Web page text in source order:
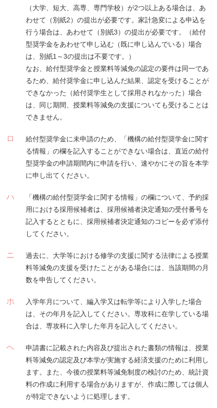
（大学、短大、高専、専門学校）が2つ以上ある場合は、あ
わせて（別紙2）の提出が必要です。家計急変による申込を
行う場合は、あわせて（別紙3）の提出が必要です。（給付
型奨学金をあわせて申し込む（既に申し込んでいる）場合
は、別紙1～3の提出は不要です。）
なお、給付型奨学金と授業料等減免の認定の要件は同一であ
るため、給付奨学金に申し込んだ結果、認定を受けることが
できなかった（給付奨学生として採用されなかった）場合
は、同じ期間、授業料等減免の支援についても受けることは
できません。
ロ
給付型奨学金に未申請のため、「機構の給付型奨学金に関す
る情報」の欄を記入することができない場合は、直近の給付
型奨学金の申請期間内に申請を行い、速やかにその旨を本学
に申し出てください。
ハ
「機構の給付型奨学金に関する情報」の欄について、予約採
用における採用候補者は、採用候補者決定通知の受付番号を
記入するとともに、採用候補者決定通知のコピーを必ず添付
してください。
ニ
過去に、大学等における修学の支援に関する法律による授業
料等減免の支援を受けたことがある場合には、当該期間の月
数を申告してください。
ホ
入学年月について、編入学又は転学等により入学した場合
は、その年月を記入してください。専攻科に在学している場
合は、専攻科に入学した年月を記入してください。
ヘ
申請書に記載された内容及び提出された書類の情報は、授業
料等減免の認定及び本学が実施する経済支援のために利用し
ます。また、今後の授業料等減免制度の検討のため、統計資
料の作成に利用する場合がありますが、作成に際しては個人
が特定できないように処理します。